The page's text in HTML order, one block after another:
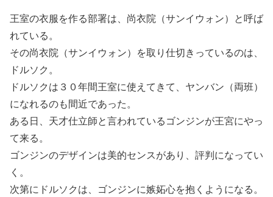
王室の衣服を作る部署は、尚衣院（サンイウォン）と呼ば
れている。
その尚衣院（サンイウォン）を取り仕切きっているのは、
ドルソク。
ドルソクは３０年間王室に使えてきて、ヤンバン（両班）
になれるのも間近であった。
ある日、天才仕立師と言われているゴンジンが王宮にやっ
て来る。
ゴンジンのデザインは美的センスがあり、評判になってい
く。
次第にドルソクは、ゴンジンに嫉妬心を抱くようになる。